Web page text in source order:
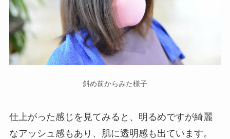
斜め前からみた様子
仕上がった感じを見てみると、明るめですが綺麗
なアッシュ感もあり、肌に透明感も出ています。